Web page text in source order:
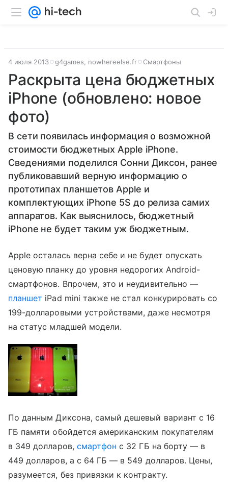
4 июля 2013 g4games, nowhereelse.fr Смартфоны
Раскрыта цена бюджетных
iPhone (обновлено: новое
фото)
В сети появилась информация о возможной
стоимости бюджетных Apple iPhone.
Сведениями поделился Сонни Диксон, ранее
публиковавший верную информацию о
прототипах планшетов Apple и
комплектующих iPhone 5S до релиза самих
аппаратов. Как выяснилось, бюджетный
iPhone не будет таким уж бюджетным.
Apple осталась верна себе и не будет опускать
ценовую планку до уровня недорогих Android-
смартфонов. Впрочем, это и неудивительно —
планшет iPad mini также не стал конкурировать со
199-долларовыми устройствами, даже несмотря
на статус младшей модели.
По данным Диксона, самый дешевый вариант с 16
ГБ памяти обойдется американским покупателям
в 349 долларов, смартфон с 32 ГБ на борту — в
449 долларов, а с 64 ГБ — в 549 долларов. Цены,
разумеется, без привязки к контракту.